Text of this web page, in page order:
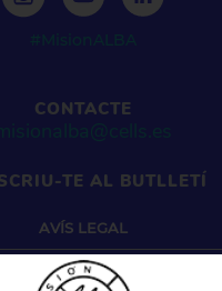
#MisionALBA
CONTACTE
misionalba@cells.es
TE AL BUTLLETÍ
AVÍS LEGAL
la gestió de dades personals, el